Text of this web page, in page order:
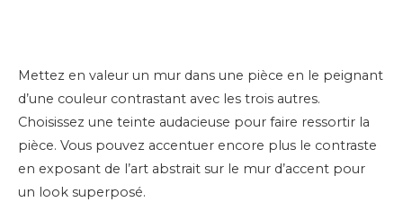
Mettez en valeur un mur dans une pièce en le peignant
d’une couleur contrastant avec les trois autres.
Choisissez une teinte audacieuse pour faire ressortir la
pièce. Vous pouvez accentuer encore plus le contraste
en exposant de l’art abstrait sur le mur d’accent pour
un look superposé.